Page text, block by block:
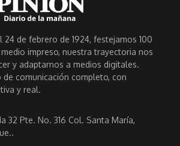
de febrero de 1924, festejamos 100
impreso, nuestra trayectoria nos
y adaptarnos a medios digitales.
de comunicación completo, con
y real.
32 Pte. No. 316 Col. Santa María,